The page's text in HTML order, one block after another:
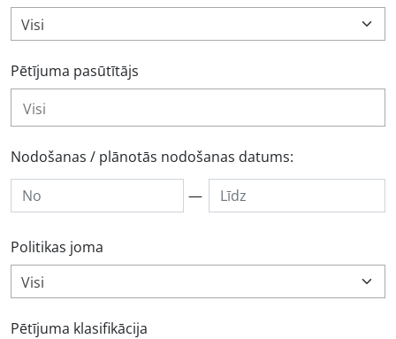
Visi
Pētījuma pasūtītājs
Nodošanas / plānotās nodošanas datums:
—
Politikas joma
Visi
Pētījuma klasifikācija